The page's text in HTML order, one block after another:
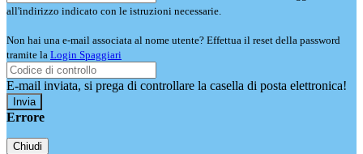
all'indirizzo indicato con le istruzioni necessarie.
Non hai una e-mail associata al nome utente? Effettua il reset della password
tramite la Login Spaggiari
E-mail inviata, si prega di controllare la casella di posta elettronica!
Errore
Chiudi